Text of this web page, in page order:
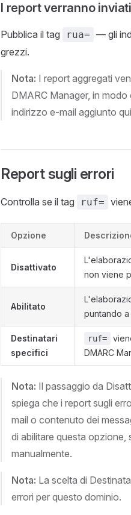
I report verranno
Pubblica il tag rua= — gli
grezzi.
Nota: I report aggregati
DMARC Manager, in
indirizzo e-mail aggiunto
Report sugli errori
Controlla se il tag ruf=
Opzione
Disattivato
non viene
Abilitato
puntando a
Destinatari
specifici
ruf=
DMARC
Nota: Il passaggio da
spiega che i report sugli
mail o contenuto dei
di abilitare questa
manualmente.
Nota: La scelta di
errori per questo dominio.